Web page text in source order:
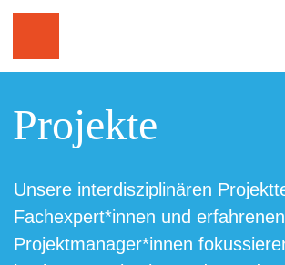
Projekte
Unsere interdisziplinären
Fachexpert*innen und erfahrenen
Projektmanager*innen